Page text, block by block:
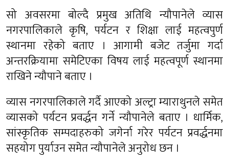
सो अवसरमा बोल्दै प्रमुख अतिथि न्यौपानेले व्यास
नगरपालिकाले कृषि, पर्यटन र शिक्षा लाई महत्वपुर्ण
स्थानमा रहेको बताए । आगामी बजेट तर्जुमा गर्दा
अन्तरक्रियामा समेटिएका विषय लाई महत्वपूर्ण स्थानमा
राखिने न्यौपाने बताए ।
व्यास नगरपालिकाले गर्दै आएको अल्ट्रा म्याराथुनले समेत
व्यासको पर्यटन प्रवर्द्धन गर्ने न्यौपानेले बताए । धार्मिक,
सांस्कृतिक सम्पदाहरुको जगेर्ना गरेर पर्यटन प्रवर्द्धनमा
सहयोग पुर्याउन समेत न्यौपानेले अनुरोध छन ।